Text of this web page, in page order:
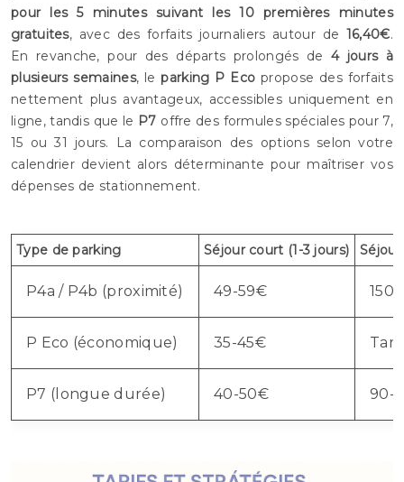
pour les 5 minutes suivant les 10 premières minutes
gratuites, avec des forfaits journaliers autour de 16,40€.
En revanche, pour des départs prolongés de 4 jours à
plusieurs semaines, leparking P Eco propose des forfaits
nettement plus avantageux, accessibles uniquement en
ligne, tandis que le P7 offre des formules spéciales pour 7,
15 ou 31 jours. La comparaison des options selon votre
calendrier devient alors déterminante pour maîtriser vos
dépenses de stationnement.
Type de parking Séjour court (1-3 jours)
P4a / P4b (proximité) 49-59€
P Eco (économique) 35-45€
P7 (longue durée) 40-50€ 90-